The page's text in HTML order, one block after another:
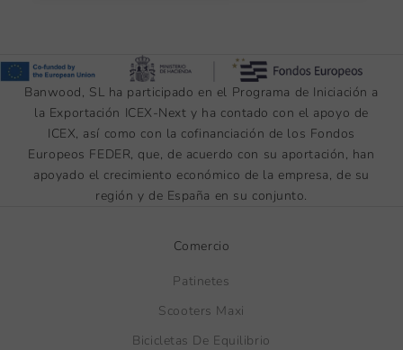
Banwood, SL ha participado en el Programa de Iniciación a
la Exportación ICEX-Next y ha contado con el apoyo de
ICEX, así como con la cofinanciación de los Fondos
Europeos FEDER, que, de acuerdo con su aportación, han
apoyado el crecimiento económico de la empresa, de su
región y de España en su conjunto.
Comercio
Patinetes
Scooters Maxi
Bicicletas De Equilibrio